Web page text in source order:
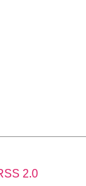
2.0